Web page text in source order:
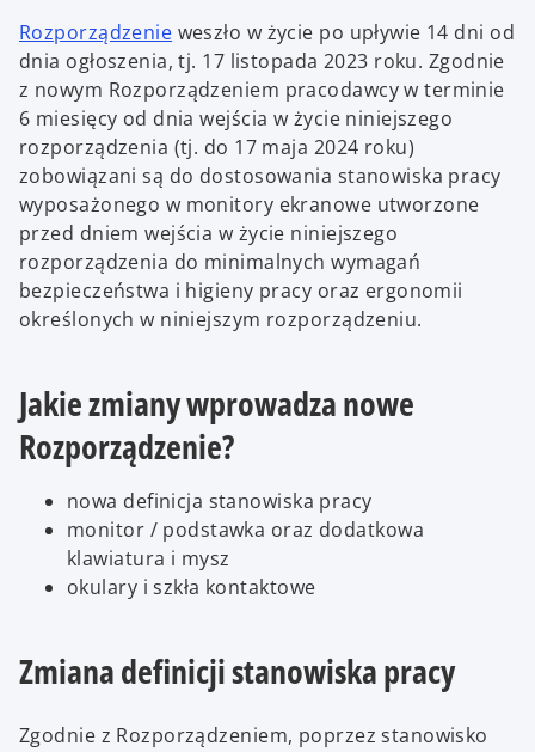
a
b
Rozporządzenie weszło w życie po upływie 14 dni od
dnia ogłoszenia, tj. 17 listopada 2023 roku. Zgodnie
z nowym Rozporządzeniem pracodawcy w terminie
6 miesięcy od dnia wejścia w życie niniejszego
rozporządzenia (tj. do 17 maja 2024 roku)
zobowiązani są do dostosowania stanowiska pracy
wyposażonego w monitory ekranowe utworzone
przed dniem wejścia w życie niniejszego
rozporządzenia do minimalnych wymagań
bezpieczeństwa i higieny pracy oraz ergonomii
określonych w niniejszym rozporządzeniu.
Jakie zmiany wprowadza nowe
Rozporządzenie?
nowa definicja stanowiska pracy
monitor / podstawka oraz dodatkowa
klawiatura i mysz
okulary i szkła kontaktowe
Zmiana definicji stanowiska pracy
Zgodnie z Rozporządzeniem, poprzez stanowisko